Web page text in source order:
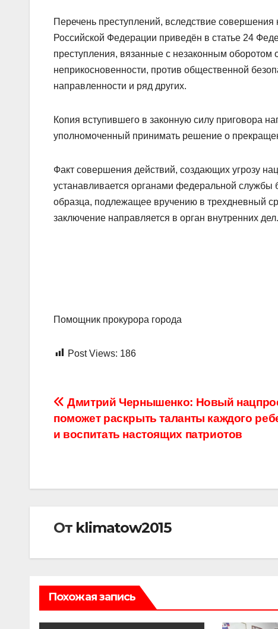
Перечень преступлений, вследствие
Российской Федерации приведён в статье 24
преступления, вязанные с незаконным оборотом
неприкосновенности, против общественной
направленности и ряд других.
Копия вступившего в законную силу приговора
уполномоченный принимать решение о
Факт совершения действий, создающих угрозу
устанавливается органами федеральной службы
образца, подлежащее вручению в трехдневный
заключение направляется в орган внутренних дел.
Помощник прокурора
Post Views: 186
Навигация
по
Дмитрий Чернышенко: Новый
поможет раскрыть таланты каждого
и воспитать настоящих патриотов
От klimatow2015
Похожая запись